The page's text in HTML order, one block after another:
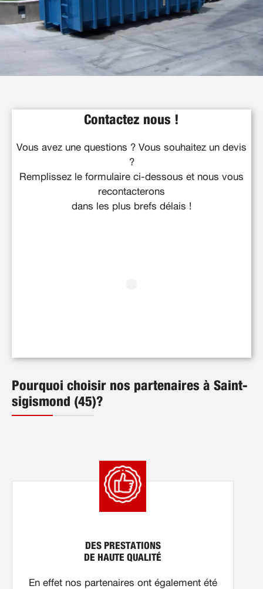
Contactez nous !
Vous avez une questions ? Vous souhaitez un devis
?
Remplissez le formulaire ci-dessous et nous vous
recontacterons
dans les plus brefs délais !
Pourquoi choisir nos partenaires à Saint-
sigismond (45)?
DES PRESTATIONS
DE HAUTE QUALITÉ
En effet nos partenaires ont également été